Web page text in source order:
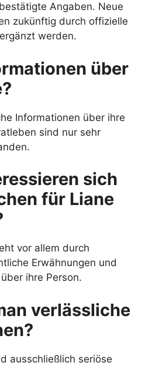
Angaben. Neue
zukünftig durch offizielle
werden.
über
Informationen über ihre
sind nur sehr
sich
für Liane
vor allem durch
Erwähnungen und
ihre Person.
verlässliche
ausschließlich seriöse